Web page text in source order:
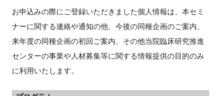
お申込みの際にご登録いただきました個人情報は、本セミ
ナーに関する連絡や通知の他、今後の同種企画のご案内、
来年度の同種企画の初回ご案内、その他当院臨床研究推進
センターの事業や人材募集等に関する情報提供の目的のみ
に利用いたします。